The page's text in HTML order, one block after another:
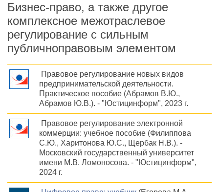
Бизнес-право, а также другое
комплексное межотраслевое
регулирование с сильным
публичноправовым элементом
Правовое регулирование новых видов
предпринимательской деятельности.
Практическое пособие (Абрамов В.Ю.,
Абрамов Ю.В.). - "Юстицинформ", 2023 г.
Правовое регулирование электронной
коммерции: учебное пособие (Филиппова
С.Ю., Харитонова Ю.С., Щербак Н.В.). -
Московский государственный университет
имени М.В. Ломоносова. - "Юстицинформ",
2024 г.